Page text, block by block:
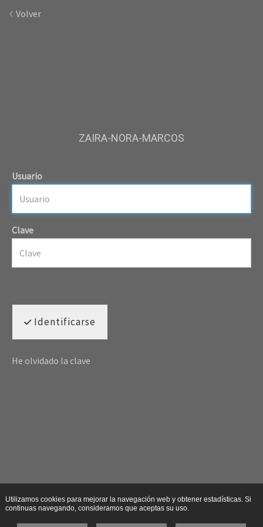
Volver
ZAIRA-NORA-MARCOS
Usuario
Clave
Identificarse
He olvidado la clave
Utilizamos cookies para mejorar la navegación web y obtener estadísticas. Si
continuas navegando, consideramos que aceptas su uso.